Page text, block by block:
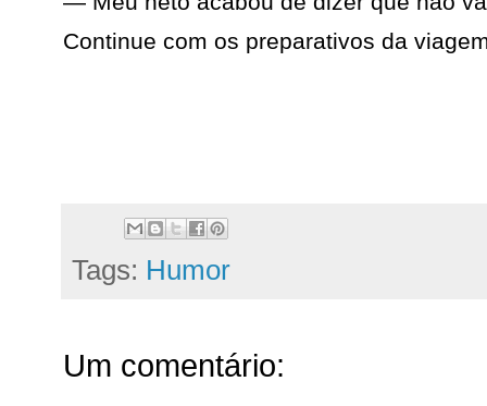
Continue com os preparativos da
Tags: Humor
Um comentário: